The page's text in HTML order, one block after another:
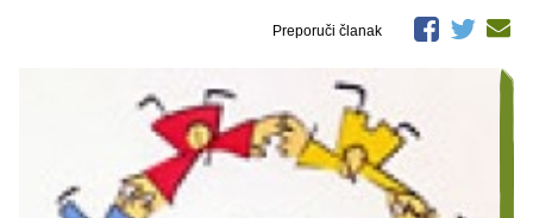
Preporuči članak